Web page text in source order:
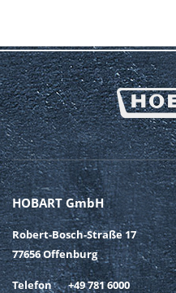
HOBART GmbH
Robert-Bosch-Straße 17
77656 Offenburg
Telefon
+49 781 6000